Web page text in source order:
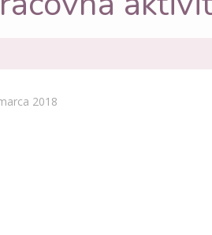
2018